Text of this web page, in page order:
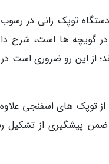
توپک رانی در رسوب
در گویچه ها است، شرح
از این رو ضروری است در
توپک های اسفنجی
پیشگیری از تشکیل